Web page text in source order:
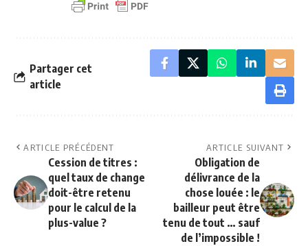
Partager cet
article
ARTICLE PRÉCÉDENT
Cession de titres :
quel taux de change
doit-être retenu
pour le calcul de la
plus-value ?
ARTICLE SUIVANT
Obligation de
délivrance de la
chose louée : le
bailleur peut être
tenu de tout … sauf
de l’impossible !